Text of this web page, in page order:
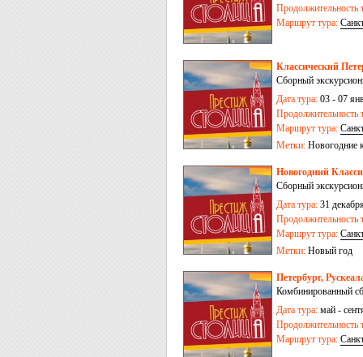
Продолжительность
Маршрут тура:
Классический
Сборный
Дата тура: 03 - 07
Продолжительность
Маршрут тура:
Метки: Новогодние
Новогодний
Сборный
Дата тура: 31
Продолжительность
Маршрут тура:
Метки: Новый год
Петербург,
Комбинированный
Дата тура: май -
Продолжительность
Маршрут тура: